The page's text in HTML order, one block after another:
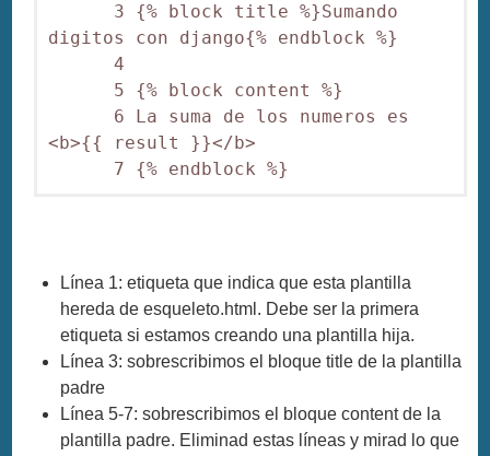
3 {% block title %}Sumando
digitos con django{% endblock %}
4
5 {% block content %}
6 La suma de los numeros es
<b>{{ result }}</b>
7 {% endblock %}
Línea 1: etiqueta que indica que esta plantilla
hereda de esqueleto.html. Debe ser la primera
etiqueta si estamos creando una plantilla hija.
Línea 3: sobrescribimos el bloque title de la plantilla
padre
Línea 5-7: sobrescribimos el bloque content de la
plantilla padre. Eliminad estas líneas y mirad lo que